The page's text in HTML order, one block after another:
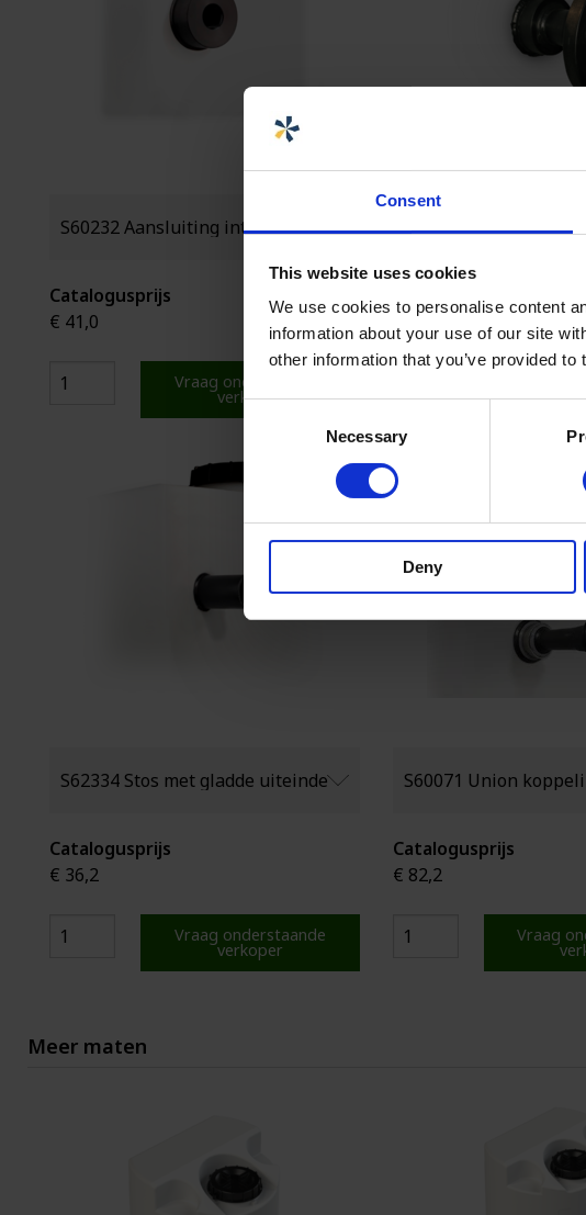
Consent
This website uses cookies
We use cookies to personalise content
information about your use of our site
other information that you’ve provided
Necessary
Deny
Catalogusprijs
€ 41,0
Vraag onderstaande
verkoper
Catalogusprijs
€ 187,6
Catalogusprijs
€ 36,2
Vraag onderstaande
verkoper
Catalogusprijs
€ 82,2
Vraag
Meer maten